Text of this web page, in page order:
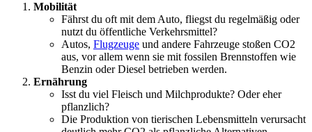
Mobilität
Fährst du oft mit dem Auto, fliegst du regelmäßig oder
nutzt du öffentliche Verkehrsmittel?
Autos, Flugzeuge und andere Fahrzeuge stoßen CO2
aus, vor allem wenn sie mit fossilen Brennstoffen wie
Benzin oder Diesel betrieben werden.
Ernährung
Isst du viel Fleisch und Milchprodukte? Oder eher
pflanzlich?
Die Produktion von tierischen Lebensmitteln verursacht